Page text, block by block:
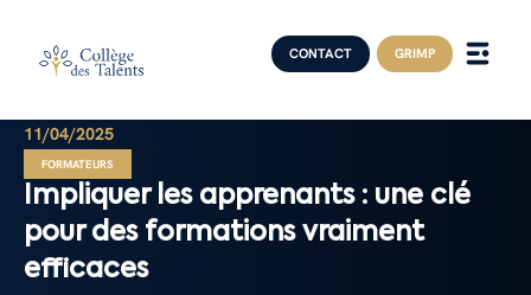
CONTACT GRIMP
11/04/2025
FORMATEURS
Impliquer les apprenants : une clé
pour des formations vraiment
efficaces